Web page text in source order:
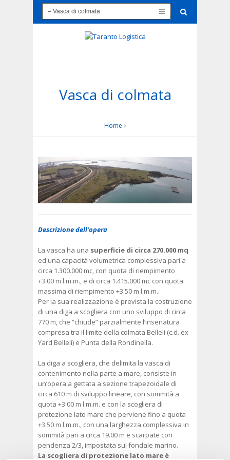
Vasca di colmata
Home
Descrizione dell’opera
La vasca ha una superficie di circa 270.000 mq
ed una capacità volumetrica complessiva pari a
circa 1.300.000 mc, con quota di riempimento
+3.00 m l.m.m., e di circa 1.415.000 mc con quota
massima di riempimento +3.50 m l.m.m..
Per la sua realizzazione è prevista la costruzione
di una diga a scogliera con uno sviluppo di circa
770 m, che “chiude” parzialmente l’insenatura
compresa tra il limite della colmata Belleli (c.d. ex
Yard Belleli) e Punta della Rondinella.
La diga a scogliera, che delimita la vasca di
contenimento nella parte a mare, consiste in
un’opera a gettata a sezione trapezoidale di
circa 610 m di sviluppo lineare, con sommità a
quota +3.00 m l.m.m. e con la scogliera di
protezione lato mare che perviene fino a quota
+3.50 m l.m.m., con una larghezza complessiva in
sommità pari a circa 19.00 m e scarpate con
pendenza 2/3, impostata sul fondale marino.
La scogliera di protezione lato mare è